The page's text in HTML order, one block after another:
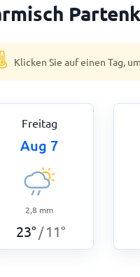
Klicken Sie auf einen Tag,
Freitag
Aug 7
2,8 mm
23° / 11°